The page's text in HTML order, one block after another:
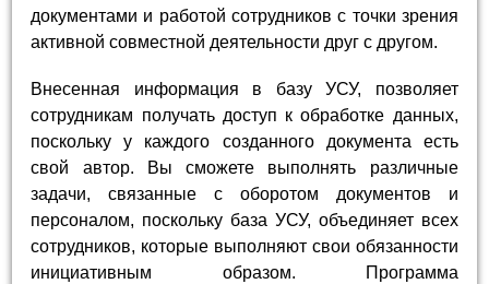
документами и работой сотрудников с точки зрения
активной совместной деятельности друг с другом.
Внесенная информация в базу УСУ, позволяет
сотрудникам получать доступ к обработке данных,
поскольку у каждого созданного документа есть
свой автор. Вы сможете выполнять различные
задачи, связанные с оборотом документов и
персоналом, поскольку база УСУ, объединяет всех
сотрудников, которые выполняют свои обязанности
инициативным образом. Программа